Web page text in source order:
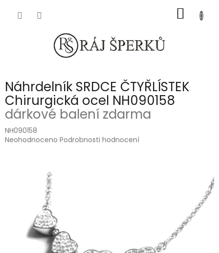
KOŠÍK
Náhrdelník SRDCE ČTYŘLÍSTEK
Chirurgická ocel NH090158
dárkové balení zdarma
NH090158
Průměrné
Neohodnoceno Podrobnosti hodnocení